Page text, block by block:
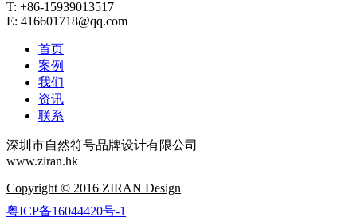
T: +86-15939013517
E: 416601718@qq.com
首页
案例
我们
资讯
联系
深圳市自然符号品牌设计有限公司
www.ziran.hk
Copyright © 2016 ZIRAN Design
粤ICP备16044420号-1